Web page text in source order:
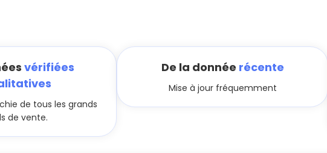
vérifiées
de tous les grands
de vente.
De la donnée récente
Mise à jour fréquemment